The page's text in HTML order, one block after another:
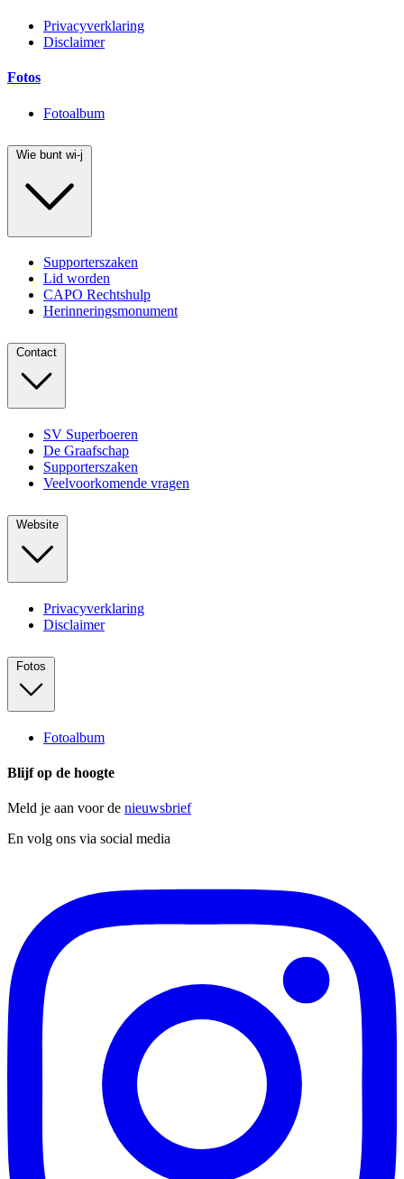
Privacyverklaring
Disclaimer
Fotos
Fotoalbum
Wie bunt wi-j
Supporterszaken
Lid worden
CAPO Rechtshulp
Herinneringsmonument
Contact
SV Superboeren
De Graafschap
Supporterszaken
Veelvoorkomende vragen
Website
Privacyverklaring
Disclaimer
Fotos
Fotoalbum
Blijf op de hoogte
Meld je aan voor de nieuwsbrief
En volg ons via social media